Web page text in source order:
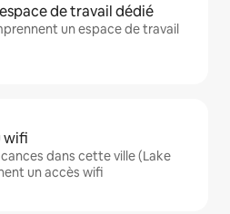
de travail dédié
un espace de travail
wifi
dans cette ville (Lake
un accès wifi